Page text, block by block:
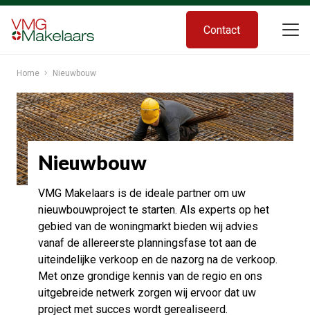
Contact
Home Nieuwbouw
Nieuwbouw
VMG Makelaars is de ideale partner om uw
nieuwbouwproject te starten. Als experts op het
gebied van de woningmarkt bieden wij advies
vanaf de allereerste planningsfase tot aan de
uiteindelijke verkoop en de nazorg na de verkoop.
Met onze grondige kennis van de regio en ons
uitgebreide netwerk zorgen wij ervoor dat uw
project met succes wordt gerealiseerd.